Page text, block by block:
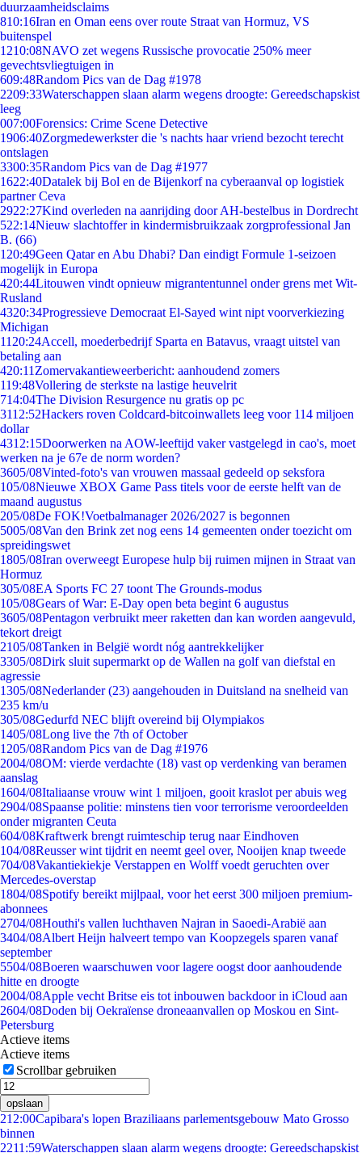
duurzaamheidsclaims
810:16Iran en Oman eens over route Straat van Hormuz, VS
buitenspel
1210:08NAVO zet wegens Russische provocatie 250% meer
gevechtsvliegtuigen in
609:48Random Pics van de Dag #1978
2209:33Waterschappen slaan alarm wegens droogte: Gereedschapskist
leeg
007:00Forensics: Crime Scene Detective
1906:40Zorgmedewerkster die 's nachts haar vriend bezocht terecht
ontslagen
3300:35Random Pics van de Dag #1977
1622:40Datalek bij Bol en de Bijenkorf na cyberaanval op logistiek
partner Ceva
2922:27Kind overleden na aanrijding door AH-bestelbus in Dordrecht
522:14Nieuw slachtoffer in kindermisbruikzaak zorgprofessional Jan
B. (66)
1 20:49Geen Qatar en Abu Dhabi? Dan eindigt Formule 1-seizoen
mogelijk in Europa
420:44Litouwen vindt opnieuw migrantentunnel onder grens met Wit-
Rusland
4320:34Progressieve Democraat El-Sayed wint nipt voorverkiezing
Michigan
11 20:24Accell, moederbedrijf Sparta en Batavus, vraagt uitstel van
betaling aan
420:11 Zomervakantieweerbericht: aanhoudend zomers
119:48Vollering de sterkste na lastige heuvelrit
714:04The Division Resurgence nu gratis op pc
3112:52Hackers roven Coldcard-bitcoinwallets leeg voor 114 miljoen
dollar
4312:15Doorwerken na AOW-leeftijd vaker vastgelegd in cao's, moet
werken na je 67e de norm worden?
3605/08Vinted-foto's van vrouwen massaal gedeeld op seksfora
105/08Nieuwe XBOX Game Pass titels voor de eerste helft van de
maand augustus
205/08De FOK!Voetbalmanager 2026/2027 is begonnen
5005/08Van den Brink zet nog eens 14 gemeenten onder toezicht om
spreidingswet
1805/08Iran overweegt Europese hulp bij ruimen mijnen in Straat van
Hormuz
305/08EA Sports FC 27 toont The Grounds-modus
105/08Gears of War: E-Day open beta begint 6 augustus
3605/08Pentagon verbruikt meer raketten dan kan worden aangevuld,
tekort dreigt
2105/08Tanken in België wordt nóg aantrekkelijker
3305/08Dirk sluit supermarkt op de Wallen na golf van diefstal en
agressie
1305/08Nederlander (23) aangehouden in Duitsland na snelheid van
235 km/u
305/08Gedurfd NEC blijft overeind bij Olympiakos
1405/08Long live the 7th of October
1205/08Random Pics van de Dag #1976
2004/08OM: vierde verdachte (18) vast op verdenking van beramen
aanslag
1604/08Italiaanse vrouw wint 1 miljoen, gooit kraslot per abuis weg
2904/08Spaanse politie: minstens tien voor terrorisme veroordeelden
onder migranten Ceuta
604/08Kraftwerk brengt ruimteschip terug naar Eindhoven
104/08Reusser wint tijdrit en neemt geel over, Nooijen knap tweede
704/08Vakantiekiekje Verstappen en Wolff voedt geruchten over
Mercedes-overstap
1804/08Spotify bereikt mijlpaal, voor het eerst 300 miljoen premium-
abonnees
2704/08Houthi's vallen luchthaven Najran in Saoedi-Arabië aan
3404/08Albert Heijn halveert tempo van Koopzegels sparen vanaf
september
5504/08Boeren waarschuwen voor lagere oogst door aanhoudende
hitte en droogte
2004/08Apple vecht Britse eis tot inbouwen backdoor in iCloud aan
2604/08Doden bij Oekraïense droneaanvallen op Moskou en Sint-
Petersburg
Actieve items
Actieve items
Scrollbar gebruiken
opslaan
212:00Capibara's lopen Braziliaans parlementsgebouw Mato Grosso
binnen
2211:59Waterschappen slaan alarm wegens droogte: Gereedschapskist